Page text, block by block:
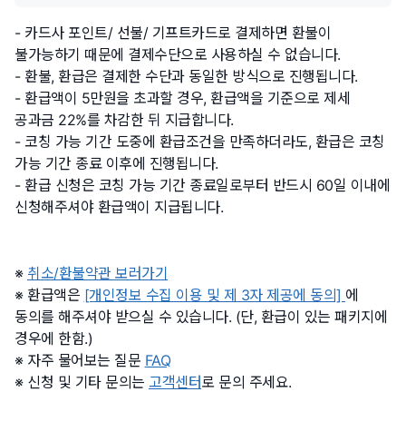
카드사 포인트/ 선불/ 기프트카드로 결제하면 환불이
불가능하기 때문에 결제수단으로 사용하실 수 없습니다.
환불, 환급은 결제한 수단과 동일한 방식으로 진행됩니다.
환급액이 5만원을 초과할 경우, 환급액을 기준으로 제세
공과금 22%를 차감한 뒤 지급합니다.
코칭 가능 기간 도중에 환급조건을 만족하더라도, 환급은 코칭
가능 기간 종료 이후에 진행됩니다.
환급 신청은 코칭 가능 기간 종료일로부터 반드시 60일 이내에
신청해주셔야 환급액이 지급됩니다.
취소/환불약관 보러가기
환급액은 [개인정보 수집 이용 및 제 3자 제공에 동의] 에
동의를 해주셔야 받으실 수 있습니다. (단, 환급이 있는 패키지에
경우에 한함.)
자주 물어보는 질문 FAQ
신청 및 기타 문의는 고객센터로 문의 주세요.